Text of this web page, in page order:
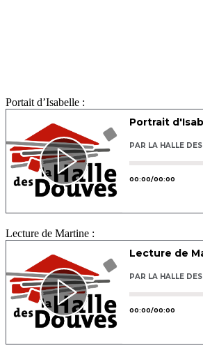
Portait d’Isabelle :
Lecture de Martine :